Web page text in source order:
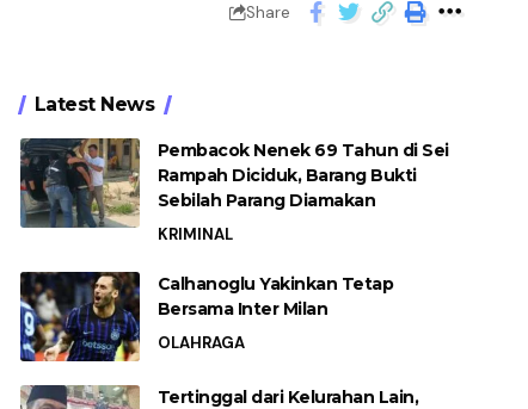
Share
Latest News
Pembacok Nenek 69 Tahun di Sei
Rampah Diciduk, Barang Bukti
Sebilah Parang Diamakan
KRIMINAL
Calhanoglu Yakinkan Tetap
Bersama Inter Milan
OLAHRAGA
Tertinggal dari Kelurahan Lain,